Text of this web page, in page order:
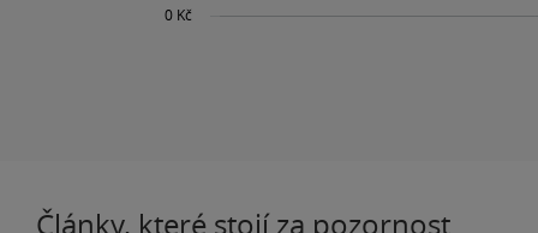
Články, které stojí za pozornost